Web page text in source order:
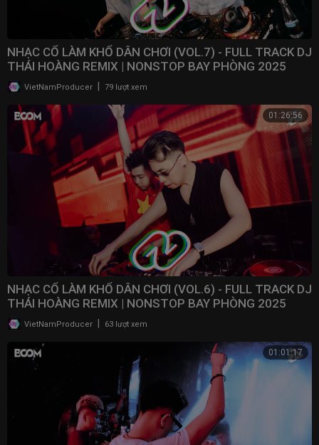
NHẠC CỔ LÀM KHỔ DÂN CHƠI (VOL.7) - FULL TRACK DJ
THÁI HOÀNG REMIX | NONSTOP BAY PHÒNG 2025
VietNamProducer 79 lượt xem
01:26:56
NHẠC CỔ LÀM KHỔ DÂN CHƠI (VOL.6) - FULL TRACK DJ
THÁI HOÀNG REMIX | NONSTOP BAY PHÒNG 2025
VietNamProducer | 63 lượt xem
01:01:17